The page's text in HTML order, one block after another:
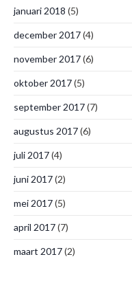
januari 2018 (5)
december 2017(4)
november 2017(6)
oktober 2017(5)
september 2017(7)
augustus 2017(6)
juli 2017(4)
juni 2017(2)
mei 2017(5)
april 2017(7)
maart 2017(2)